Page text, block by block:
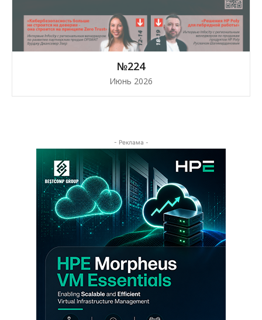
№224
Июнь 2026
- Реклама -